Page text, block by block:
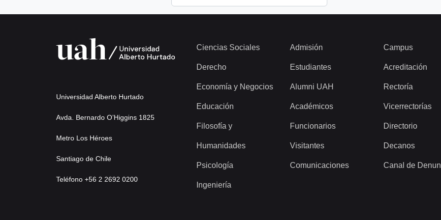
Universidad Alberto Hurtado
Avda. Bernardo O’Higgins 1825
Metro Los Héroes
Santiago de Chile
Teléfono +56 2 2692 0200
Ciencias Sociales
Derecho
Economía y Negocios
Educación
Filosofía y
Humanidades
Psicología
Ingeniería
Admisión
Estudiantes
Alumni UAH
Académicos
Funcionarios
Visitantes
Comunicaciones
Campus
Acreditación
Rectoría
Vicerrectorías
Directorio
Decanos
Canal de